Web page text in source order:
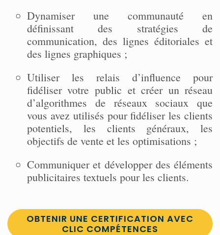
Dynamiser une communauté en
définissant des stratégies de
communication, des lignes éditoriales et
des lignes graphiques ;
Utiliser les relais d’influence pour
fidéliser votre public et créer un réseau
d’algorithmes de réseaux sociaux que
vous avez utilisés pour fidéliser les clients
potentiels, les clients généraux, les
objectifs de vente et les optimisations ;
Communiquer et développer des éléments
publicitaires textuels pour les clients.
OBTENIR UNE CERTIFICATION AVEC
CLIC COMPÉTENCES